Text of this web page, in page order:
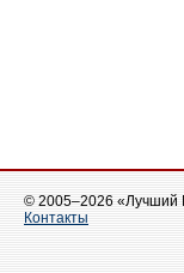
© 2005–2026 «Лучший
Контакты